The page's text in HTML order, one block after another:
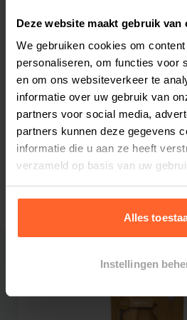
Deze website maakt gebruik van
We gebruiken cookies om
personaliseren, om functies voor
en om ons websiteverkeer te
informatie over uw gebruik van
partners voor social media,
partners kunnen deze gegevens
informatie die u aan ze heeft
verzameld op basis van uw
Alles
Instellingen
Antioxidanten en Omega-3
immuunsysteem en het
glanzende vacht. **Smaak** Heerlijke
kippensmaak en
hoogwaardige eiwitten. **Verteerbaarheid**
Verrijkt met pbiotica en
door het
**Gebitsverzorging**
helpen tandsteen te
bladeren bevorderen een
maïs, kippenvet
Gerelateerde